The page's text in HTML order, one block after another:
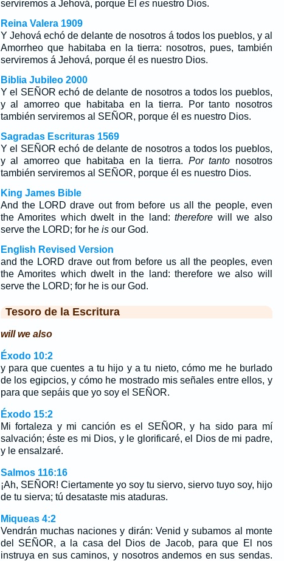
serviremos a Jehová, porque Él esnuestro Dios.
Reina Valera 1909
Y Jehová echó de delante de nosotros á todos los pueblos, y al
Amorrheo que habitaba en la tierra: nosotros, pues, también
serviremos á Jehová, porque él es nuestro Dios.
Biblia Jubileo 2000
Y el SEÑOR echó de delante de nosotros a todos los pueblos,
y al amorreo que habitaba en la tierra.
Por tanto nosotros
también serviremos al SEÑOR, porque él es nuestro Dios.
Sagradas Escrituras 1569
Y el SEÑOR echó de delante de nosotros a todos los pueblos,
y al amorreo que habitaba en la tierra. Por tanto nosotros
también serviremos al SEÑOR, porque él es nuestro Dios.
King James Bible
And the LORD drave out from before us all the people, even
the Amorites which dwelt in the land:therefore will we also
serve the LORD; for he isour God.
English Revised Version
and the LORD drave out from before us all the peoples, even
the Amorites which dwelt in the land: therefore we also will
serve the LORD; for he is our God.
Tesoro de la Escritura
will we also
Éxodo 10:2
y para que cuentes a tu hijo y a tu nieto, cómo me he burlado
de los egipcios, y cómo he mostrado mis señales entre ellos, y
para que sepáis que yo soy el SEÑOR.
Éxodo 15:2
Mi fortaleza y mi canción es el SEÑOR, y ha sido para mí
salvación; éste es mi Dios, y le glorificaré, el Dios de mi padre,
y le ensalzaré.
Salmos 116:16
¡Ah, SEÑOR! Ciertamente yo soy tu siervo, siervo tuyo soy, hijo
de tu sierva; tú desataste mis ataduras.
Miqueas 4:2
Vendrán muchas naciones y dirán: Venid y subamos al monte
del SEÑOR, a la casa del Dios de Jacob, para que El nos
instruya en sus caminos, y nosotros andemos en sus sendas.